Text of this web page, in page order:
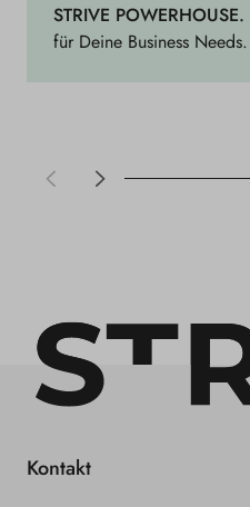
STRIVE POWERHOUSE.
für Deine Business Needs.
Kontakt